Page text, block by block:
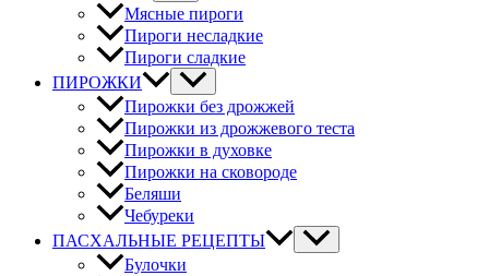
Мясные пироги
Пироги несладкие
Пироги сладкие
ПИРОЖКИ
Пирожки без дрожжей
Пирожки из дрожжевого теста
Пирожки в духовке
Пирожки на сковороде
Беляши
Чебуреки
ПАСХАЛЬНЫЕ РЕЦЕПТЫ
Булочки